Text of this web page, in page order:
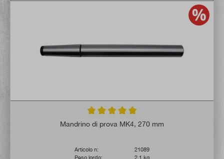
Valutazione media di 5 su 5 stelle
Mandrino di prova MK4, 270 mm
Articolo n:
21089